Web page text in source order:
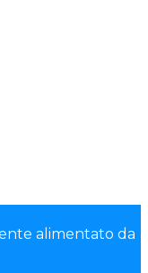
alimentato da